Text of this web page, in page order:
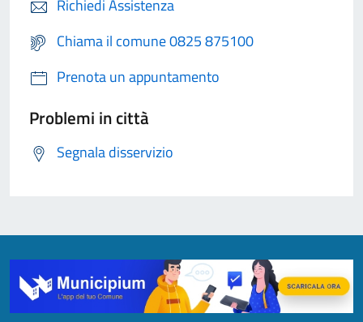
Richiedi Assistenza
Chiama il comune 0825 875100
Prenota un appuntamento
Problemi in città
Segnala disservizio